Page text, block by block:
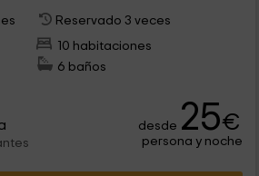
Reservado 3 veces
10 habitaciones
6 baños
desde 25€
persona y noche